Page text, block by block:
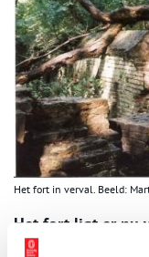
Het fort in verval. Beeld:
Het fort ligt er nu
In 1990 kwam er een